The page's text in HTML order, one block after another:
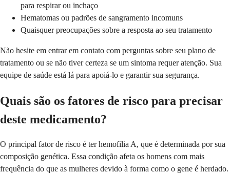
para respirar ou inchaço
Hematomas ou padrões de sangramento incomuns
Quaisquer preocupações sobre a resposta ao seu tratamento
Não hesite em entrar em contato com perguntas sobre seu plano de
tratamento ou se não tiver certeza se um sintoma requer atenção. Sua
equipe de saúde está lá para apoiá-lo e garantir sua segurança.
Quais são os fatores de risco para precisar
deste medicamento?
O principal fator de risco é ter hemofilia A, que é determinada por sua
composição genética. Essa condição afeta os homens com mais
frequência do que as mulheres devido à forma como o gene é herdado.